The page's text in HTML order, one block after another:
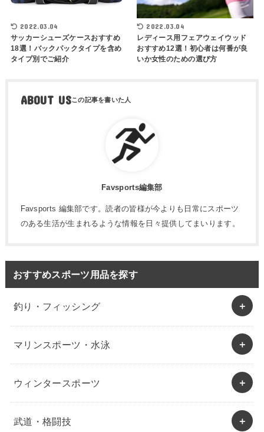
2022.03.04
サッカーシューズケースおすすめ
18選！バックパックタイプを含め
タイプ別でご紹介
2022.03.04
レディース用フェアウェイウッド
おすすめ12選！初心者は何番が良
いか女性のための選び方
ABOUT US
Favsports編集部
Favsports 編集部です。読者の皆様が今よりも日常にスポーツ
のある生活が生まれるような情報を日々提供してまいります。
おすすめスポーツ用品を探す
釣り・フィッシング
マリンスポーツ・水泳
ウィンタースポーツ
武道・格闘技